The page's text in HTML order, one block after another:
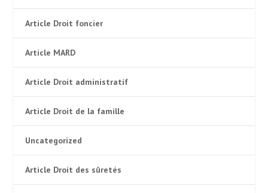
Article Droit foncier
Article MARD
Article Droit administratif
Article Droit de la famille
Uncategorized
Article Droit des sûretés